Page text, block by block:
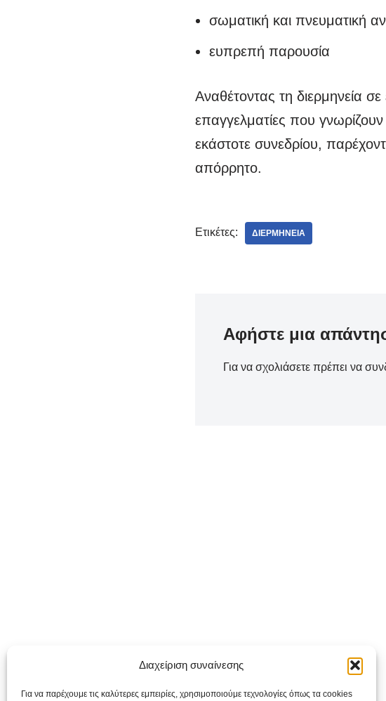
Διαχείριση συναίνεσης
Για να παρέχουμε τις καλύτερες εμπειρίες, χρησιμοποιούμε τεχνολογίες όπως τα cookies
σωματική και πνευματική
ευπρεπή παρουσία
Αναθέτοντας τη διερμηνεία
επαγγελματίες που
εκάστοτε συνεδρίου,
απόρρητο.
Ετικέτες: ΔΙΕΡΜΗΝΕΙΑ
Αφήστε μια
Για να σχολιάσετε πρέπει να